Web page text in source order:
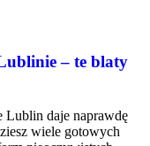
– te blaty
Lublin daje naprawdę
wiele gotowych